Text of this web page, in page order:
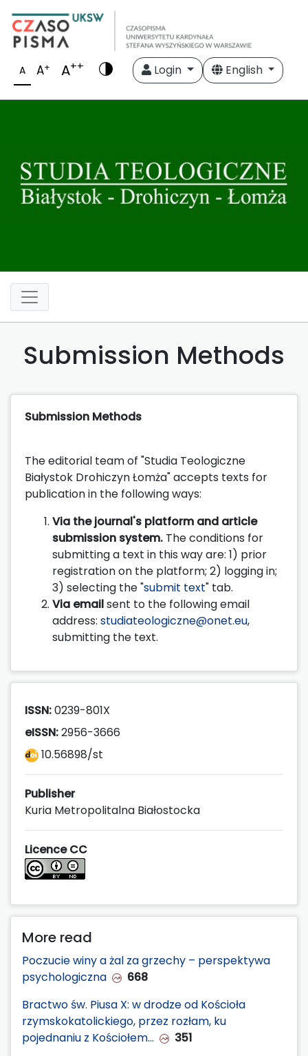
A A+ A++ Login English
Submission Methods
Submission Methods
The editorial team of "Studia Teologiczne
Białystok Drohiczyn Łomża" accepts texts for
publication in the following ways:
Via the journal's platform and article
submission system. The conditions for
submitting a text in this way are: 1) prior
registration on the platform; 2) logging in;
3) selecting the "submit text" tab.
Via emailsent to the following email
address: studiateologiczne@onet.eu,
submitting the text.
ISSN:0239-801X
eISSN:2956-3666
10.56898/st
Publisher
Kuria Metropolitalna Białostocka
Licence CC
More read
Poczucie winy a żal za grzechy – perspektywa
psychologiczna
668
Bractwo św. Piusa X: w drodze od Kościoła
rzymskokatolickiego, przez rozłam, ku
pojednaniu z Kościołem…
351